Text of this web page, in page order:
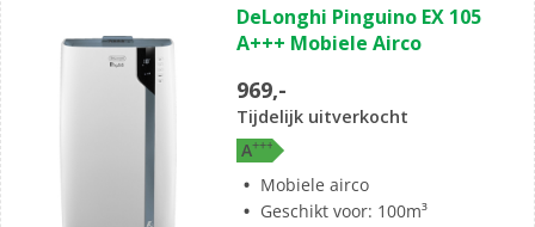
van
de
sterren.
DeLonghi Pinguino EX 105
A+++ Mobiele Airco
969,-
Tijdelijk uitverkocht
A+++
Mobiele airco
Geschikt voor: 100m³